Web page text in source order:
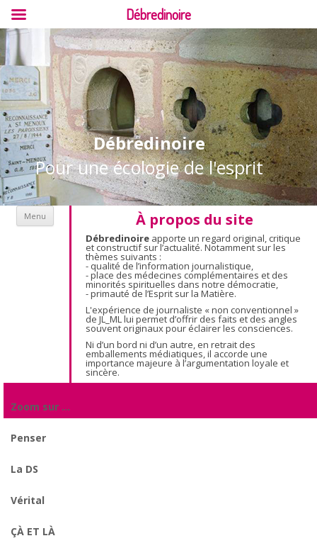
Débredinoire
Pour une écologie de l'esprit
À propos du site
Débredinoire apporte un regard original, critique
et constructif sur l’actualité. Notamment sur les
thèmes suivants :
- qualité de l’information journalistique,
- place des médecines complémentaires et des
minorités spirituelles dans notre démocratie,
- primauté de l’Esprit sur la Matière.
L'expérience de journaliste « non conventionnel »
de JL_ML lui permet d’offrir des faits et des angles
souvent originaux pour éclairer les consciences.
Ni d’un bord ni d’un autre, en retrait des
emballements médiatiques, il accorde une
importance majeure à l’argumentation loyale et
sincère.
Menu Aller au contenu
Zoom sur …
Penser
La DS
Vérital
ÇÀ ET LÀ
Débredinoire